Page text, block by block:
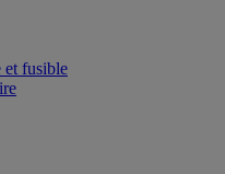
et fusible